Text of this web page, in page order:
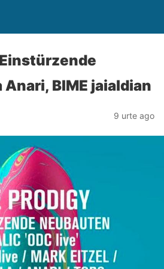
BIME jaialdian
9 urte ago